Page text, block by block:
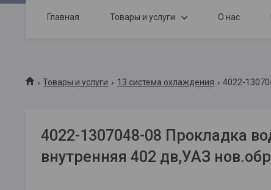
Главная Товары и услуги О нас
Товары и услуги 13 система охлаждения 4022-
4022-1307048-08 Прокладка
внутренняя 402 дв,УАЗ